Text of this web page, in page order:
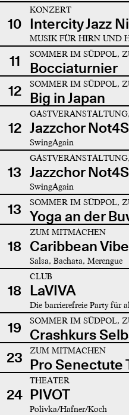
10
KONZERT
Intercity Jazz
MUSIK FÜR HIRN UND
11 SOMMER IM SÜDPOL,
Bocciaturnier
12
SOMMER IM SÜDPOL,
Big in Japan
12 Jazzchor
SwingAgain
13 Jazzchor
SwingAgain
13 SOMMER IM SÜDPOL,
Yoga an der
18
ZUM MITMACHEN
Caribbean
Salsa, Bachata, Merengue
18
CLUB
LaVIVA
Die barrierefreie Party für
19 SOMMER IM SÜDPOL,
Crashkurs
23
ZUM MITMACHEN
Pro Senectute
24
THEATER
PIVOT
Polivka/Hafner/Koch